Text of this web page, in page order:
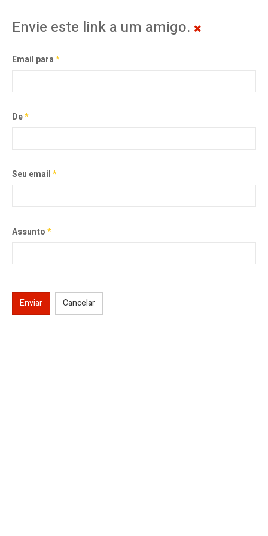
Envie este link a um amigo.
Email para*
De*
Seu email*
Assunto*
Enviar Cancelar